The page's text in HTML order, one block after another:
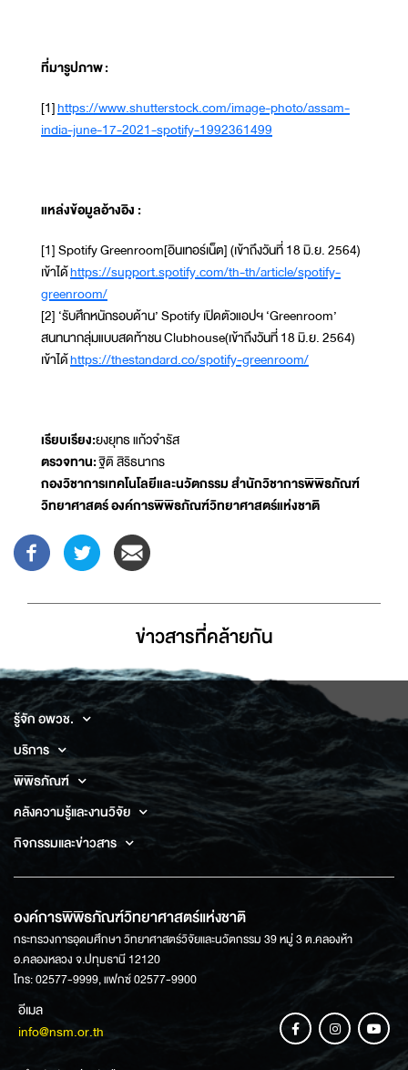
ที่มารูปภาพ:
[1]https://www.shutterstock.com/image-photo/assam-
india-june-17-2021-spotify-1992361499
แหล่งข้อมูลอ้างอิง :
[1] Spotify Greenroom[อินเทอร์เน็ต] (เข้าถึงวันที่ 18 มิ.ย. 2564)
เข้าได้https://support.spotify.com/th-th/article/spotify-
greenroom/
[2] ‘รับศึกหนักรอบด้าน’ Spotify เปิดตัวแอปฯ ‘Greenroom’
สนทนากลุ่มแบบสดท้าชน Clubhouse(เข้าถึงวันที่ 18 มิ.ย. 2564)
เข้าได้https://thestandard.co/spotify-greenroom/
เรียบเรียง:ยงยุทธ แก้วจำรัส
ตรวจทาน:ฐิติ สิริธนากร
กองวิชาการเทคโนโลยีและนวัตกรรม สำนักวิชาการพิพิธภัณฑ์
วิทยาศาสตร์ องค์การพิพิธภัณฑ์วิทยาศาสตร์แห่งชาติ
ข่าวสารที่่คล้ายกัน
รู้จัก อพวช.
บริการ
พิพิธภัณฑ์
คลังความรู้และงานวิจัย
กิจกรรมและข่าวสาร
องค์การพิพิธภัณฑ์วิทยาศาสตร์แห่งชาติ
กระทรวงการอุดมศึกษา วิทยาศาสตร์วิจัยและนวัตกรรม 39 หมู่ 3 ต.คลองห้า
อ.คลองหลวง จ.ปทุมธานี 12120
โทร: 02577-9999, แฟกซ์ 02577-9900
อีเมล
info@nsm.or.th